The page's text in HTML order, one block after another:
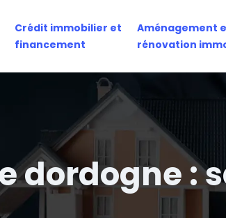
Crédit immobilier et
financement
Aménagement
rénovation
dordogne :